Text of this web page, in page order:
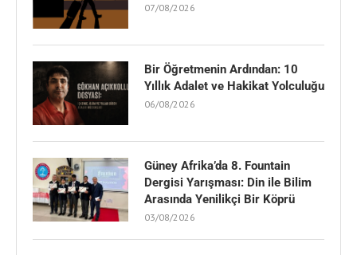
07/08/2026
Bir Öğretmenin Ardından: 10
Yıllık Adalet ve Hakikat Yolculuğu
06/08/2026
Güney Afrika’da 8. Fountain
Dergisi Yarışması: Din ile Bilim
Arasında Yenilikçi Bir Köprü
03/08/2026